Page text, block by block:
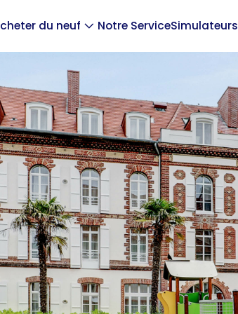
du neuf Notre ServiceSimulateurs